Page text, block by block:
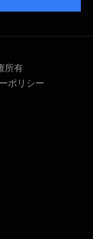
所有
ポリシー